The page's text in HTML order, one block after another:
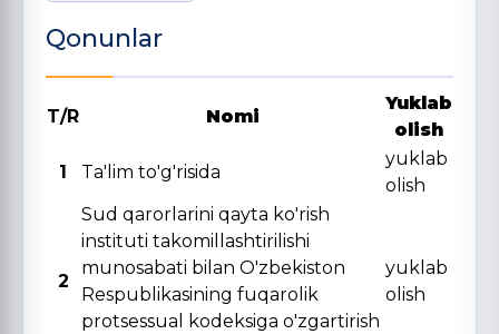
Qonunlar
T/R Nomi
Yuklab
olish
1
Ta'lim to'g'risida
yuklab
olish
2
Sud qarorlarini qayta ko'rish
instituti takomillashtirilishi
munosabati bilan O'zbekiston
Respublikasining fuqarolik
protsessual kodeksiga o'zgartirish
yuklab
olish